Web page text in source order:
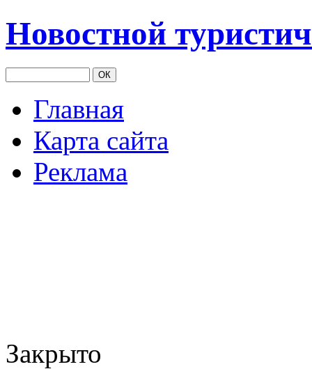
Новостной
Главная
Карта сайта
Реклама
Закрыто